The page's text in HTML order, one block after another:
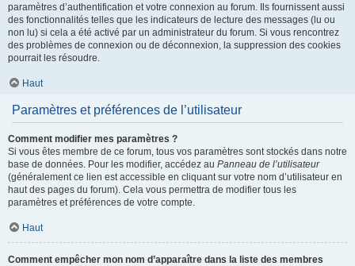
paramètres d’authentification et votre connexion au forum. Ils fournissent aussi
des fonctionnalités telles que les indicateurs de lecture des messages (lu ou
non lu) si cela a été activé par un administrateur du forum. Si vous rencontrez
des problèmes de connexion ou de déconnexion, la suppression des cookies
pourrait les résoudre.
Haut
Paramètres et préférences de l’utilisateur
Comment modifier mes paramètres ?
Si vous êtes membre de ce forum, tous vos paramètres sont stockés dans notre
base de données. Pour les modifier, accédez au Panneau de l’utilisateur
(généralement ce lien est accessible en cliquant sur votre nom d’utilisateur en
haut des pages du forum). Cela vous permettra de modifier tous les
paramètres et préférences de votre compte.
Haut
Comment empêcher mon nom d’apparaître dans la liste des membres